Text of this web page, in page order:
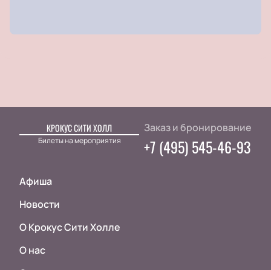
КРОКУС СИТИ ХОЛЛ
Билеты на мероприятия
Афиша
Новости
О Крокус Сити Холле
О нас
Заказ и бронирование
+7 (495) 545-46-93